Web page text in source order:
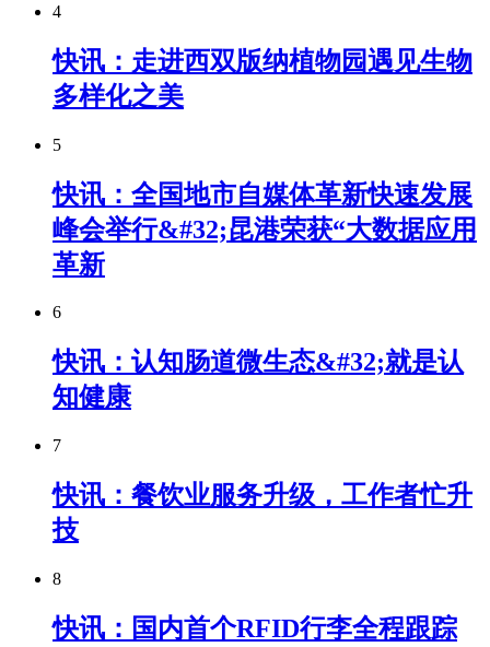
4
快讯：走进西双版纳植物园遇见生物
多样化之美
5
快讯：全国地市自媒体革新快速发展
峰会举行&#32;昆港荣获“大数据应用
革新
6
快讯：认知肠道微生态&#32;就是认
知健康
7
快讯：餐饮业服务升级，工作者忙升
技
8
快讯：国内首个RFID行李全程跟踪